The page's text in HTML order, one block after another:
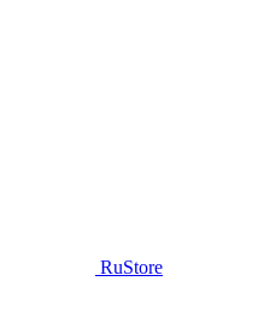
RuStore